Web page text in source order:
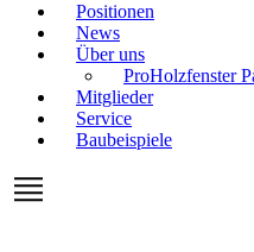
Positionen
News
Über uns
ProHolzfenster
Mitglieder
Service
Baubeispiele